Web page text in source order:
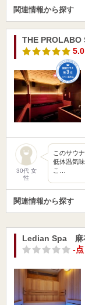
関連情報から探す
THE PROLABO
30代 女
性
このサウ
低体温気
こ…
関連情報から探す
Ledian Spa 麻
-点